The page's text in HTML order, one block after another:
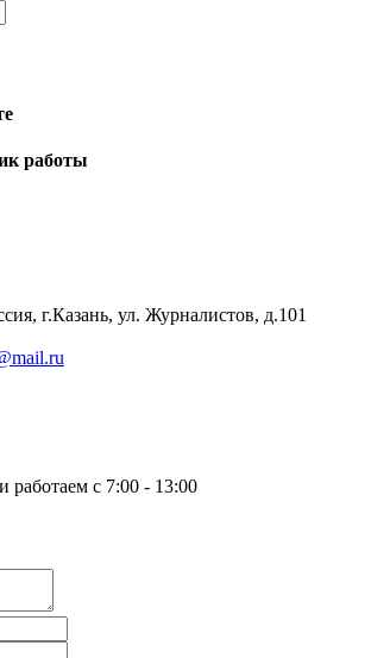
работы
г.Казань, ул. Журналистов, д.101
работаем с 7:00 - 13:00